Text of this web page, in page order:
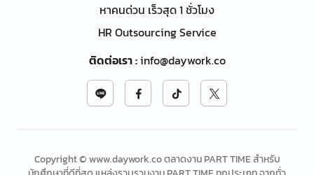
หาคนด่วน เร็วสุด 1 ชั่วโมง
HR Outsourcing Service
ติดต่อเรา:info@daywork.co
Copyright © www.daywork.co ตลาดงาน PART TIME สำหรับ